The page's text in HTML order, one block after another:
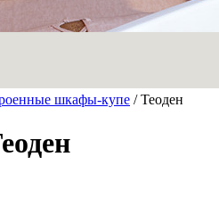
шкафы-купе / Теоден